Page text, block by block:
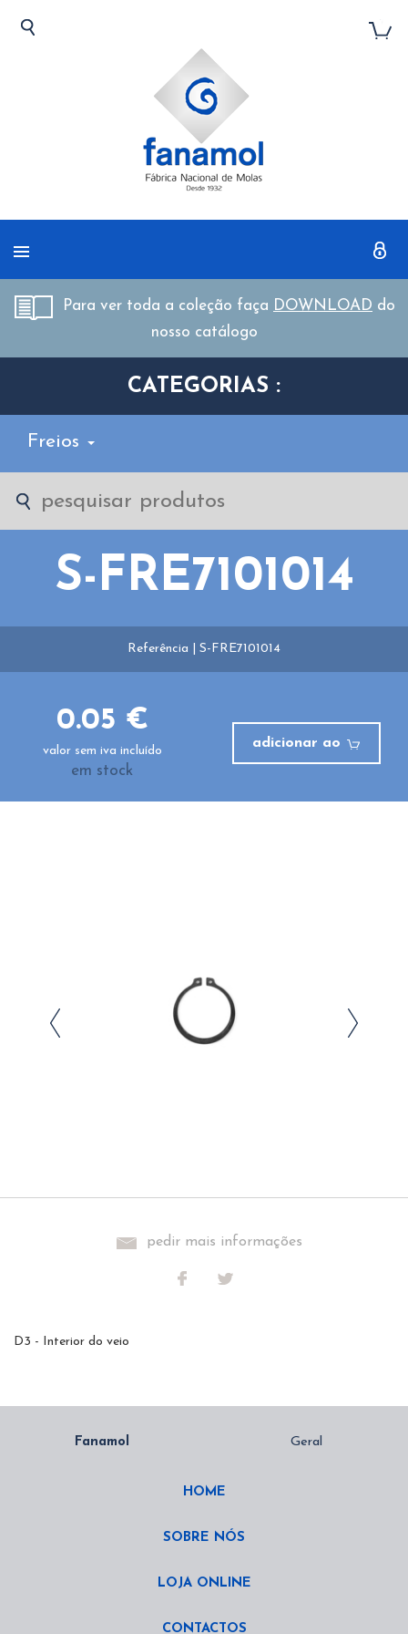
Para ver toda a coleção faça DOWNLOAD do
nosso catálogo
CATEGORIAS :
Freios
S-FRE7101014
Referência | S-FRE7101014
0.05 €
valor sem iva incluído
em stock
adicionar ao
pedir mais informações
D3 - Interior do veio
HOME
SOBRE NÓS
LOJA ONLINE
CONTACTOS